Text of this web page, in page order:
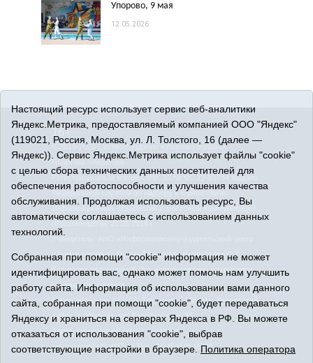
Упорово, 9 мая
12.05.2026
16+
© 2015-2026 Сетевое издание «Упорово онлайн».
Политика оператора
Регистрационный номер СМИ ЭЛ № ФС 77-65734 выдано
Федеральной службой по надзору в сфере связи,
информационных технологий и массовых коммуникаций
«Знамя правды». Главный редактор Кузембаева С.Т.
Все права защищены © При использовании материалов
ссылка обязательна
Адрес редакции: 627180, Тюменская область, Упоровский
район, с. Упорово, ул. Володарского, 31
Адрес электронной почты редакции:
uporovoonline@obl72.ruТел.: 8(34541)3-16-44
Настоящий ресурс использует сервис веб-аналитики
Яндекс.Метрика, предоставляемый компанией ООО "Яндекс"
(119021, Россия, Москва, ул. Л. Толстого, 16 (далее —
Яндекс)). Сервис Яндекс.Метрика использует файлы "cookie"
с целью сбора технических данных посетителей для
обеспечения работоспособности и улучшения качества
обслуживания. Продолжая использовать ресурс, Вы
автоматически соглашаетесь с использованием данных
технологий.
Собранная при помощи "cookie" информация не может
идентифицировать вас, однако может помочь нам улучшить
работу сайта. Информация об использовании вами данного
сайта, собранная при помощи "cookie", будет передаваться
Яндексу и храниться на серверах Яндекса в РФ. Вы можете
отказаться от использования "cookie", выбрав
соответствующие настройки в браузере. Политика оператора